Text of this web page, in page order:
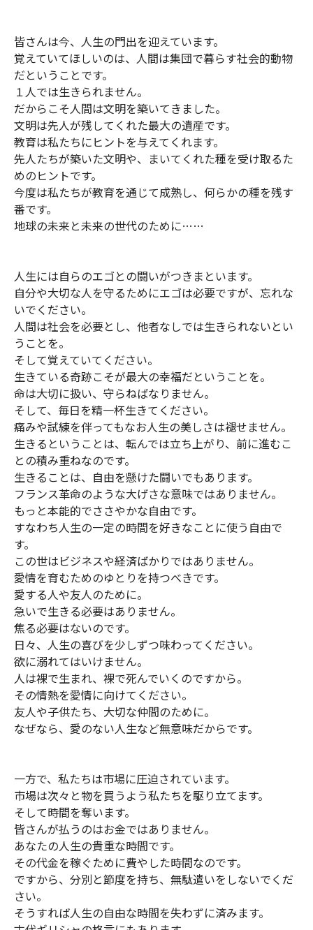
皆さんは今、人生の門出を迎えています。
覚えていてほしいのは、人間は集団で暮らす社会的動物
だということです。
１人では生きられません。
だからこそ人間は文明を築いてきました。
文明は先人が残してくれた最大の遺産です。
教育は私たちにヒントを与えてくれます。
先人たちが築いた文明や、まいてくれた種を受け取るた
めのヒントです。
今度は私たちが教育を通じて成熟し、何らかの種を残す
番です。
地球の未来と未来の世代のために……
人生には自らのエゴとの闘いがつきまといます。
自分や大切な人を守るためにエゴは必要ですが、忘れな
いでください。
人間は社会を必要とし、他者なしでは生きられないとい
うことを。
そして覚えていてください。
生きている奇跡こそが最大の幸福だということを。
命は大切に扱い、守らねばなりません。
そして、毎日を精一杯生きてください。
痛みや試練を伴ってもなお人生の美しさは褪せません。
生きるということは、転んでは立ち上がり、前に進むこ
との積み重ねなのです。
生きることは、自由を懸けた闘いでもあります。
フランス革命のような大げさな意味ではありません。
もっと本能的でささやかな自由です。
すなわち人生の一定の時間を好きなことに使う自由で
す。
この世はビジネスや経済ばかりではありません。
愛情を育むためのゆとりを持つべきです。
愛する人や友人のために。
急いで生きる必要はありません。
焦る必要はないのです。
日々、人生の喜びを少しずつ味わってください。
欲に溺れてはいけません。
人は裸で生まれ、裸で死んでいくのですから。
その情熱を愛情に向けてください。
友人や子供たち、大切な仲間のために。
なぜなら、愛のない人生など無意味だからです。
一方で、私たちは市場に圧迫されています。
市場は次々と物を買うよう私たちを駆り立てます。
そして時間を奪います。
皆さんが払うのはお金ではありません。
あなたの人生の貴重な時間です。
その代金を稼ぐために費やした時間なのです。
ですから、分別と節度を持ち、無駄遣いをしないでくだ
さい。
そうすれば人生の自由な時間を失わずに済みます。